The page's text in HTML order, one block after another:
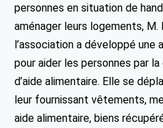
personnes en situation de
aménager leurs logements,
l’association a développé une
pour aider les personnes par
d’aide alimentaire. Elle se
leur fournissant vêtements,
aide alimentaire, biens